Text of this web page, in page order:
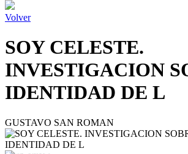
Volver
SOY CELESTE.
INVESTIGACION
IDENTIDAD DE L
GUSTAVO SAN ROMAN